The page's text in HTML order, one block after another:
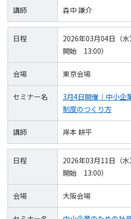
講師 森中 謙介
日程
2026年03月04日（
開始 13:00）
会場 東京会場
セミナー名
3月4日開催｜中小企
制度のつくり方
講師 岸本 耕平
日程
2026年03月11日（
開始 13:00）
会場 大阪会場